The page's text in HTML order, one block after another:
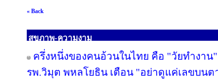
« Back
สุขภาพ-ความงาม
ครึ่งหนึ่งของคนอ้วนในไทย คือ "วัยทำงา
รพ.วิมุต พหลโยธิน เตือน "อย่าดูแค่เลขบน